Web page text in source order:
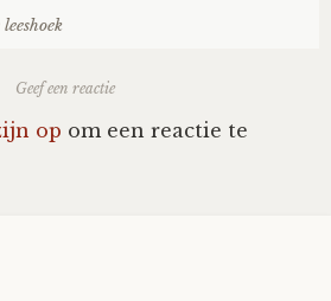
Geef een reactie
op om een reactie te